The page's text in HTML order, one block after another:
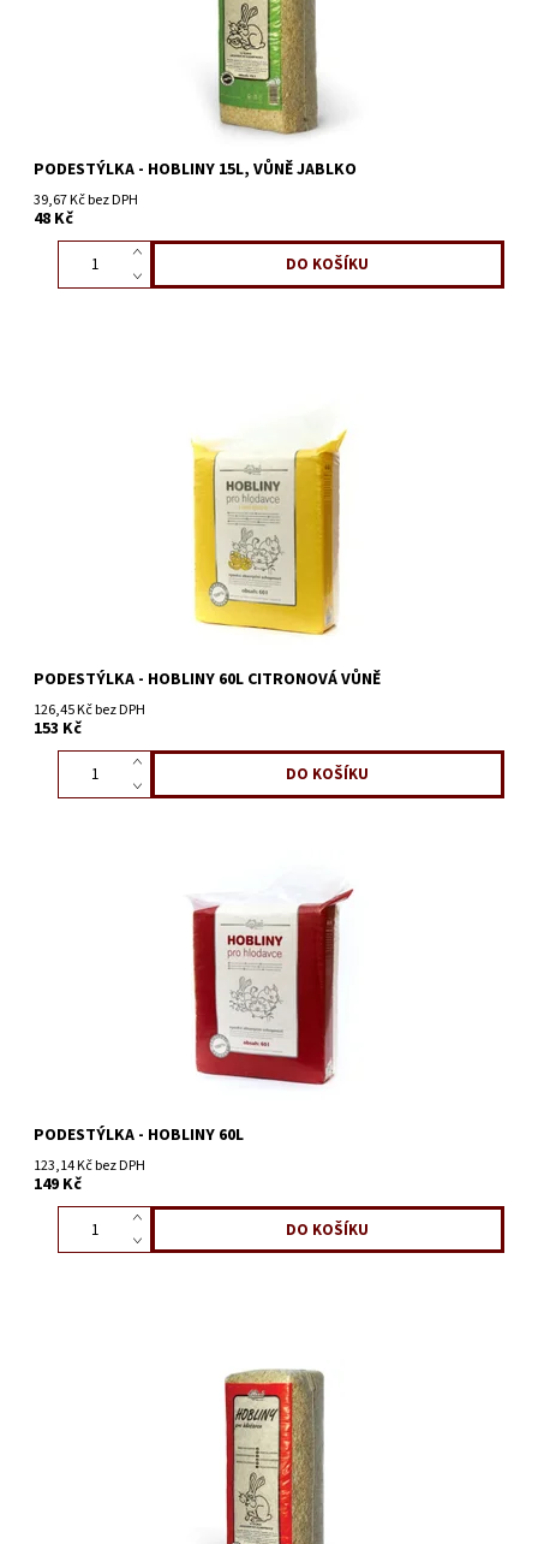
PODESTÝLKA - HOBLINY 15L, VŮNĚ JABLKO
39,67 Kč bez DPH
48 Kč
PODESTÝLKA - HOBLINY 60L CITRONOVÁ VŮNĚ
126,45 Kč bez DPH
153 Kč
PODESTÝLKA - HOBLINY 60L
123,14 Kč bez DPH
149 Kč